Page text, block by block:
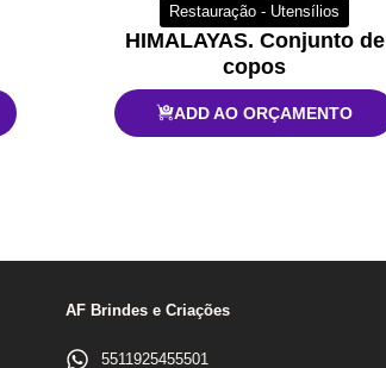
Restauração - Utensílios
HIMALAYAS. Conjunto de
copos
ADD AO ORÇAMENTO
AF Brindes e Criações
5511925455501